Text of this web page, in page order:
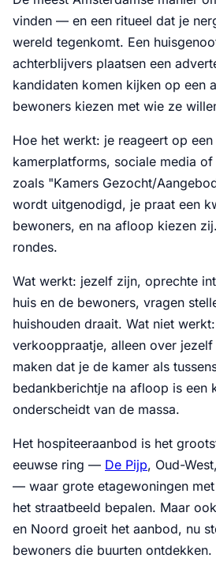
vinden — en een ritueel dat je
wereld tegenkomt. Een
achterblijvers plaatsen een
kandidaten komen kijken op een
bewoners kiezen met wie ze
Hoe het werkt: je reageert op
kamerplatforms, sociale media
zoals "Kamers Gezocht/
wordt uitgenodigd, je praat een
bewoners, en na afloop kiezen
rondes.
Wat werkt: jezelf zijn, oprechte
huis en de bewoners, vragen
huishouden draait. Wat niet
verkooppraatje, alleen over
maken dat je de kamer als
bedankberichtje na afloop is een
onderscheidt van de massa.
Het hospiteeraanbod is het
eeuwse ring — De Pijp, Oud-
— waar grote etagewoningen
het straatbeeld bepalen. Maar
en Noord groeit het aanbod, nu
bewoners die buurten ontdekken.